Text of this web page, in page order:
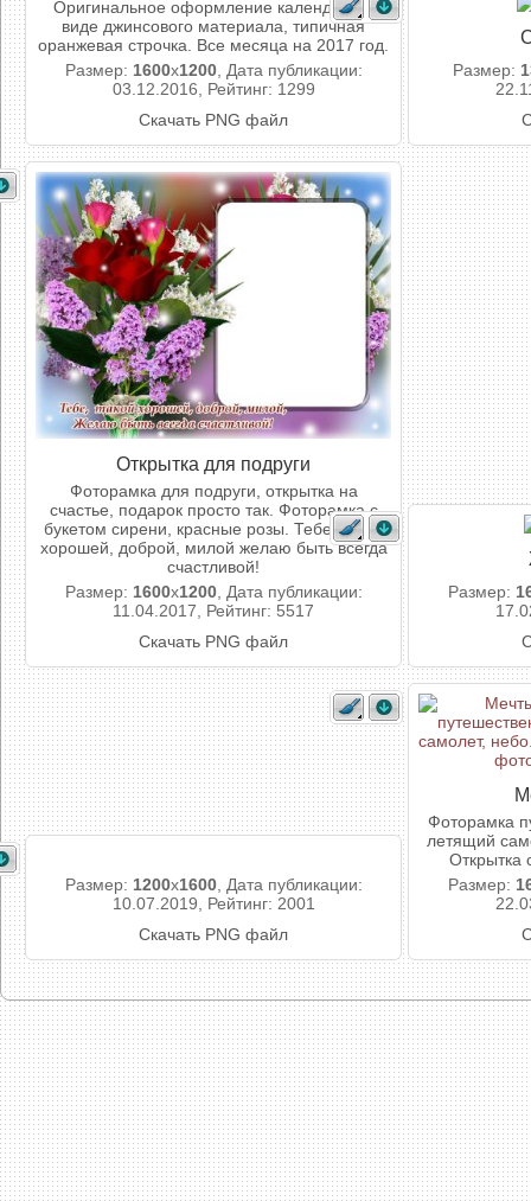
Оригинальное оформление календаря в
виде джинсового материала, типичная
оранжевая строчка. Все месяца на 2017 год.
Размер: 1600x1200, Дата публикации:
03.12.2016, Рейтинг: 1299
Скачать PNG файл
Размер:
Открытка для подруги
Фоторамка для подруги, открытка на
счастье, подарок просто так. Фоторамка с
букетом сирени, красные розы. Тебе, такой
хорошей, доброй, милой желаю быть всегда
счастливой!
Размер: 1600x1200, Дата публикации:
11.04.2017, Рейтинг: 5517
Скачать PNG файл
Размер:
Размер: 1200x1600, Дата публикации:
10.07.2019, Рейтинг: 2001
Скачать PNG файл
Фоторамка
летящий
Открытка
Размер: